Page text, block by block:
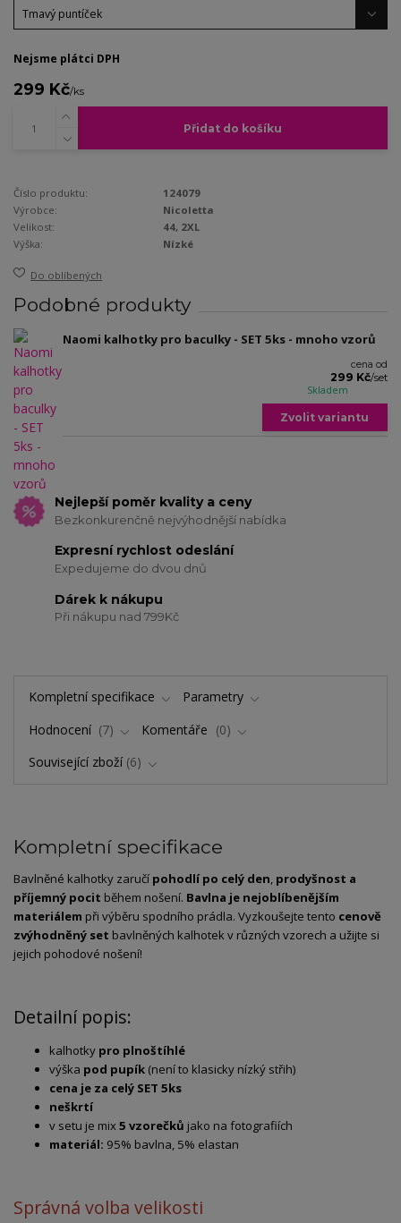
Nejsme plátci DPH
299 Kč/ks
Přidat do košíku
Číslo produktu:
124079
Výrobce:
Nicoletta
Velikost:
44, 2XL
Výška:
Nízké
Do oblíbených
Podobné produkty
Naomi kalhotky pro baculky - SET 5ks - mnoho vzorů
cena od
299 Kč/set
Skladem
Zvolit variantu
Nejlepší poměr kvality a ceny
Bezkonkurenčně nejvýhodnější nabídka
Expresní rychlost odeslání
Expedujeme do dvou dnů
Dárek k nákupu
Při nákupu nad 799Kč
Kompletní specifikace
Parametry
Hodnocení
7 Komentáře
0
Související zboží 6
Kompletní specifikace
Bavlněné kalhotky zaručí pohodlí po celý den, prodyšnost a
příjemný pocit během nošení. Bavlna je nejoblíbenějším
materiálem při výběru spodního prádla. Vyzkoušejte tento cenově
zvýhodněný set bavlněných kalhotek v různých vzorech a užijte si
jejich pohodové nošení!
Detailní popis:
kalhotky pro plnoštíhlé
výška pod pupík (není to klasicky nízký střih)
cena je za celý SET 5ks
neškrtí
v setu je mix5 vzorečků jako na fotografiích
materiál: 95% bavlna, 5% elastan
Správná volba velikosti